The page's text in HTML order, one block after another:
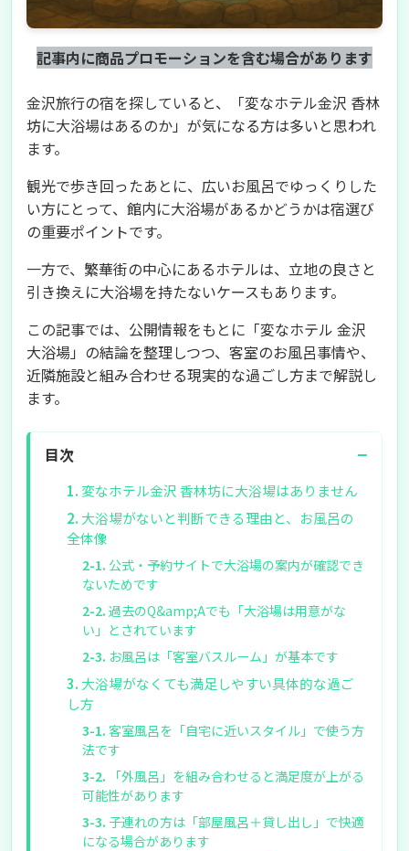
記事内に商品プロモーションを含む場合があります
金沢旅行の宿を探していると、「変なホテル金沢 香林
坊に大浴場はあるのか」が気になる方は多いと思われ
ます。
観光で歩き回ったあとに、広いお風呂でゆっくりした
い方にとって、館内に大浴場があるかどうかは宿選び
の重要ポイントです。
一方で、繁華街の中心にあるホテルは、立地の良さと
引き換えに大浴場を持たないケースもあります。
この記事では、公開情報をもとに「変なホテル 金沢
大浴場」の結論を整理しつつ、客室のお風呂事情や、
近隣施設と組み合わせる現実的な過ごし方まで解説し
ます。
目次 −
変なホテル金沢 香林坊に大浴場はありません
大浴場がないと判断できる理由と、お風呂の
全体像
公式・予約サイトで大浴場の案内が確認でき
ないためです
過去のQ&amp;Aでも「大浴場は用意がな
い」とされています
お風呂は「客室バスルーム」が基本です
大浴場がなくても満足しやすい具体的な過ご
し方
客室風呂を「自宅に近いスタイル」で使う方
法です
「外風呂」を組み合わせると満足度が上がる
可能性があります
子連れの方は「部屋風呂＋貸し出し」で快適
になる場合があります